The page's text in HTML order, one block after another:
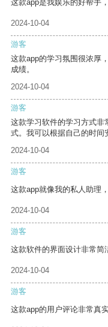
这款app是我娱乐的好帮手
2024-10-04
游客
这款app的学习氛围很浓厚
成绩。
2024-10-04
游客
这款学习软件的学习方式非
式。我可以根据自己的时间
2024-10-04
游客
这款app就像我的私人助理
2024-10-04
游客
这款软件的界面设计非常简
2024-10-04
游客
这款app的用户评论非常真